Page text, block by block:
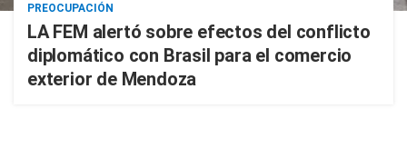
PREOCUPACIÓN
LA FEM alertó sobre efectos del conflicto
diplomático con Brasil para el comercio
exterior de Mendoza